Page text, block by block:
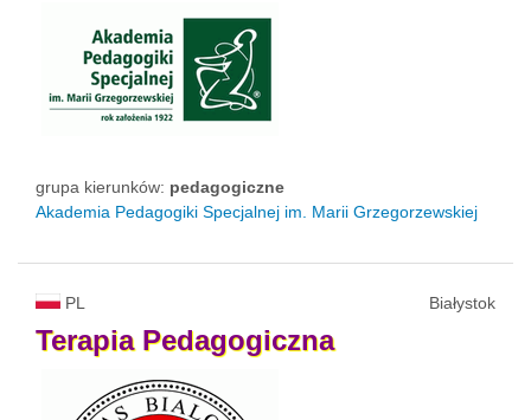
grupa kierunków: pedagogiczne
Akademia Pedagogiki Specjalnej im. Marii Grzegorzewskiej
PL Białystok
Terapia Pedagogiczna